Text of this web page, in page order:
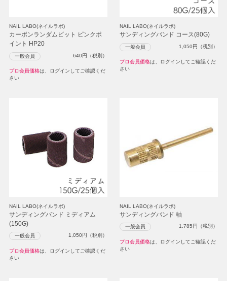
NAIL LABO(ネイルラボ)
カーボンランダムビット ピンクポ
イント HP20
一般会員 640円（税別）
プロ会員価格は、ログインしてご確認くだ
さい
NAIL LABO(ネイルラボ)
サンディングバンド コース(80G)
一般会員 1,050円（税別）
プロ会員価格は、ログインしてご確認くだ
さい
NAIL LABO(ネイルラボ)
サンディングバンド ミディアム
(150G)
一般会員 1,050円（税別）
プロ会員価格は、ログインしてご確認くだ
さい
NAIL LABO(ネイルラボ)
サンディングバンド 軸
一般会員 1,785円（税別）
プロ会員価格は、ログインしてご確認くだ
さい